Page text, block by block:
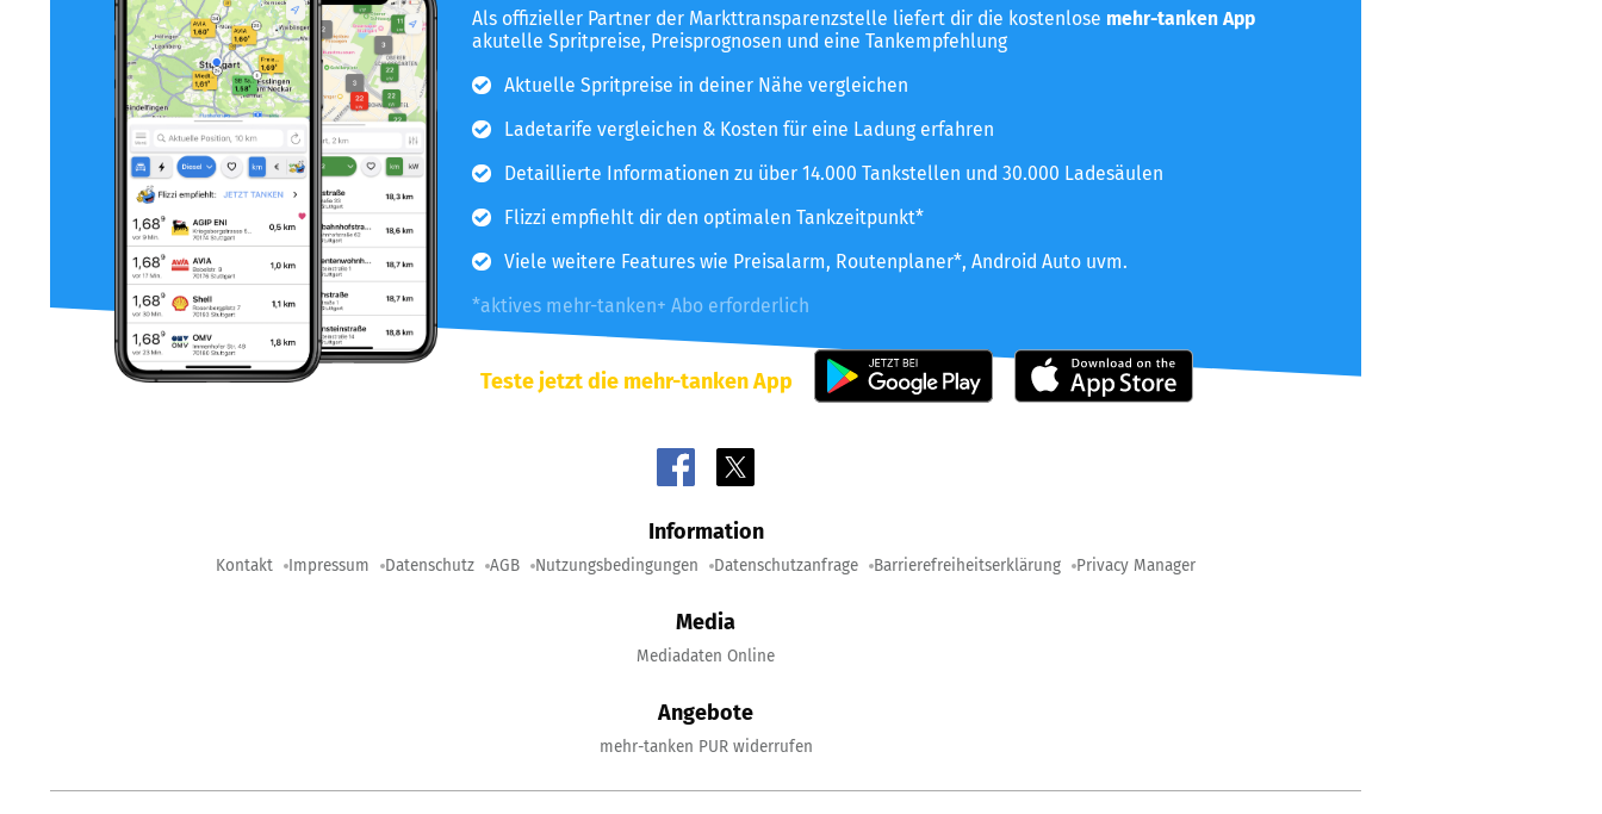
Als offizieller Partner der Markttransparenzstelle liefert dir die kostenlose mehr-tanken App
akutelle Spritpreise, Preisprognosen und eine Tankempfehlung
Aktuelle Spritpreise in deiner Nähe vergleichen
Ladetarife vergleichen & Kosten für eine Ladung erfahren
Detaillierte Informationen zu über 14.000 Tankstellen und 30.000 Ladesäulen
Flizzi empfiehlt dir den optimalen Tankzeitpunkt*
Viele weitere Features wie Preisalarm, Routenplaner*, Android Auto uvm.
*aktives mehr-tanken+ Abo erforderlich
Teste jetzt die mehr-tanken App
Information
Kontakt Impressum Datenschutz AGB Nutzungsbedingungen Datenschutzanfrage Barrierefreiheitserklärung Privacy Manager
Media
Mediadaten Online
Angebote
mehr-tanken PUR widerrufen